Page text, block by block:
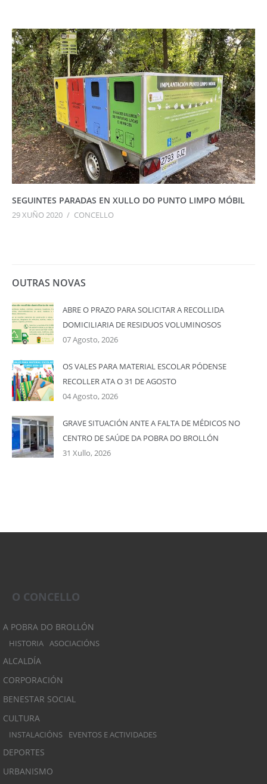
SEGUINTES PARADAS EN XULLO DO PUNTO LIMPO MÓBIL
29 XUÑO 2020 / CONCELLO
OUTRAS NOVAS
ABRE O PRAZO PARA SOLICITAR A RECOLLIDA
DOMICILIARIA DE RESIDUOS VOLUMINOSOS
07 Agosto, 2026
OS VALES PARA MATERIAL ESCOLAR PÓDENSE
RECOLLER ATA O 31 DE AGOSTO
04 Agosto, 2026
GRAVE SITUACIÓN ANTE A FALTA DE MÉDICOS NO
CENTRO DE SAÚDE DA POBRA DO BROLLÓN
31 Xullo, 2026
O CONCELLO
A POBRA DO BROLLÓN
HISTORIA ASOCIACIÓNS
ALCALDÍA
CORPORACIÓN
BENESTAR SOCIAL
CULTURA
INSTALACIÓNS EVENTOS E ACTIVIDADES
DEPORTES
URBANISMO